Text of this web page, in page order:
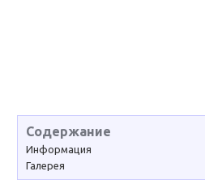
Содержание
Информация
Галерея